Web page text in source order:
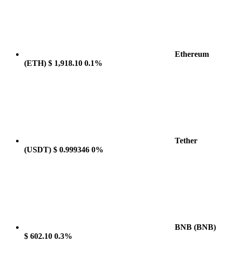
Ethereum
(ETH) $ 1,918.10 0.1%
Tether
(USDT) $ 0.999346 0%
BNB (BNB)
$ 602.10 0.3%